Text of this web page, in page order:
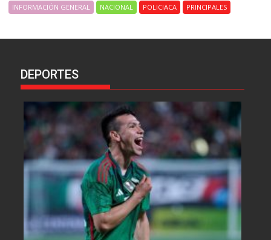
INFORMACIÓN GENERAL NACIONAL POLICIACA PRINCIPALES
DEPORTES